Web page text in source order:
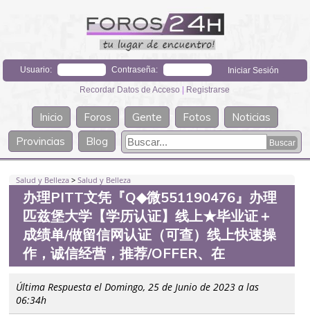
Usuario: Contraseña:
Recordar Datos de Acceso | Registrarse
Inicio Foros Gente Fotos
Noticias
Provincias
Blog
Salud y Belleza >Salud y Belleza
办理PITT文凭『Q◆微551190476』办理
匹兹堡大学【学历认证】线上★毕业证＋
成绩单/做留信网认证（可查）线上快速操
作，诚信经营，推荐/OFFER、在
Última Respuesta el Domingo, 25 de Junio de 2023 a las
06:34h